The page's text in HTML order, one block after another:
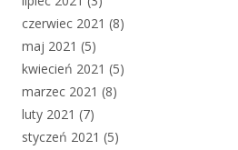
czerwiec 2021 (8)
maj 2021 (5)
kwiecień 2021 (5)
marzec 2021 (8)
luty 2021 (7)
styczeń 2021 (5)